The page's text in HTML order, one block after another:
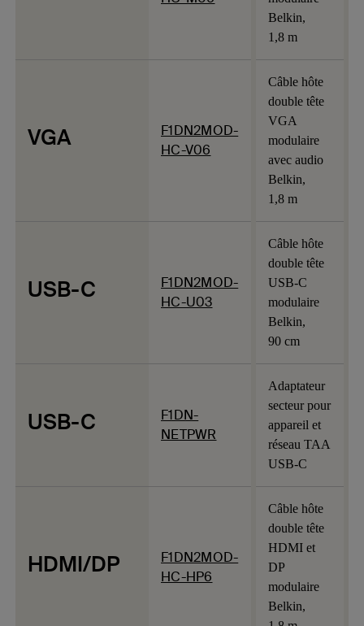
Belkin,
1,8 m
VGA
F1DN2MOD-
HC-V06
Câble hôte
double tête
VGA
modulaire
avec audio
Belkin,
1,8 m
USB-C
F1DN2MOD-
HC-U03
Câble hôte
double tête
USB-C
modulaire
Belkin,
90 cm
USB-C
F1DN-
NETPWR
Adaptateur
secteur pour
appareil et
réseau TAA
USB-C
HDMI/DP
F1DN2MOD-
HC-HP6
Câble hôte
double tête
HDMI et
DP
modulaire
Belkin,